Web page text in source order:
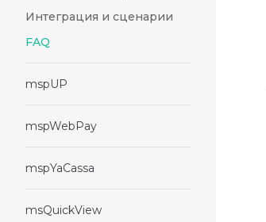
Интеграция и сценарии
FAQ
mspUP
mspWebPay
mspYaCassa
msQuickView